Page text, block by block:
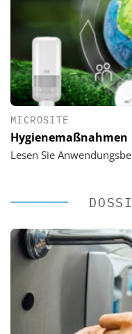
MICROSITE
Hygienemaßnahmen
Lesen Sie